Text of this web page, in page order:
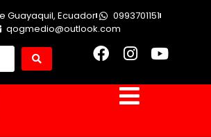
Guayaquil, Ecuador
0993701151
qogmedio@outlook.com